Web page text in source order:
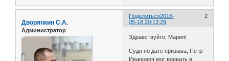
Поделиться 2
2016-
05-18 20:13:29
Дворянкин С.А.
Администратор
Здравствуйте, Мария!
Судя по дате призыва, Петр
Иванович мог воевать в